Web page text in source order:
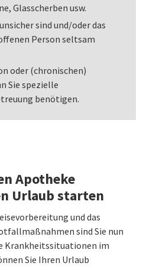
Glasscherben usw.
sind und/oder das
Person seltsam
oder (chronischen)
Sie spezielle
benötigen.
Apotheke
Urlaub starten
und das
sind Sie nun
Krankheitssituationen im
Sie Ihren Urlaub